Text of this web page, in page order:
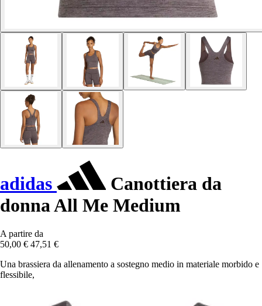
adidas
Canottiera da
donna All Me Medium
A partire da
50,00 € 47,51 €
Una brassiera da allenamento a sostegno medio in materiale morbido e
flessibile,